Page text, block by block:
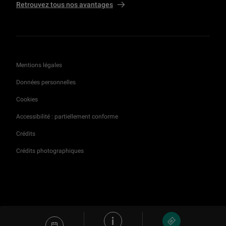
Retrouvez tous nos avantages
Mentions légales
Données personnelles
Cookies
Accessibilité : partiellement conforme
Crédits
Crédits photographiques